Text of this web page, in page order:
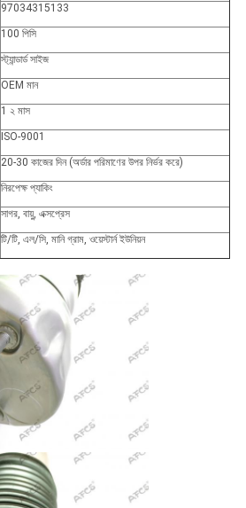
97034315133
100 পিসি
স্ট্যান্ডার্ড সাইজ
OEM মান
1 ২ মাস
ISO-9001
20-30 কাজের দিন (অর্ডার পরিমাণের উপর নির্ভর করে)
নিরপেক্ষ প্যাকিং
সাগর, বায়ু, এক্সপ্রেস
টি/টি, এল/সি, মানি গ্রাম, ওয়েস্টার্ন ইউনিয়ন